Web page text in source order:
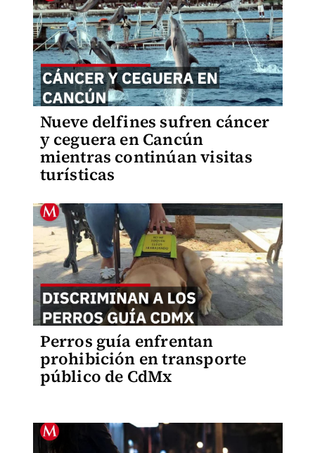
Nueve delfines sufren cáncer
y ceguera en Cancún
mientras continúan visitas
turísticas
Perros guía enfrentan
prohibición en transporte
público de CdMx